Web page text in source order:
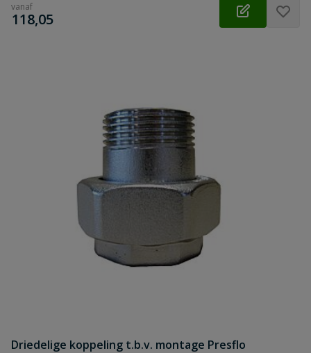
vanaf
€
118,05
Driedelige koppeling t.b.v. montage Presflo